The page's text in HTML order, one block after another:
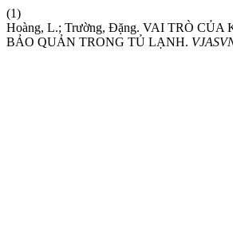
(1)
Hoàng, L.; Trường, Đặng. VAI TRÒ
BẢO QUẢN TRONG TỦ LẠNH.